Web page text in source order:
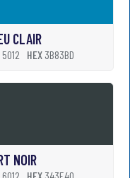
CLAIR
5012 HEX3B83BD
NOIR